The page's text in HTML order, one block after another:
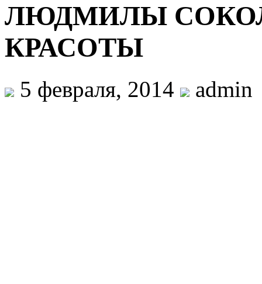
ЛЮДМИЛЫ
КРАСОТЫ
5 февраля, 2014 admin